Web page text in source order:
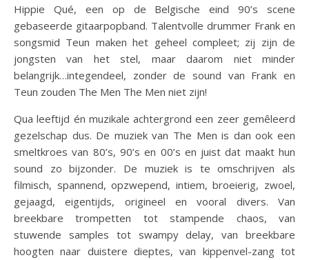
Hippie Qué, een op de Belgische eind 90’s scene
gebaseerde gitaarpopband. Talentvolle drummer Frank en
songsmid Teun maken het geheel compleet; zij zijn de
jongsten van het stel, maar daarom niet minder
belangrijk…integendeel, zonder de sound van Frank en
Teun zouden The Men The Men niet zijn!
Qua leeftijd én muzikale achtergrond een zeer gemêleerd
gezelschap dus. De muziek van The Men is dan ook een
smeltkroes van 80’s, 90’s en 00’s en juist dat maakt hun
sound zo bijzonder. De muziek is te omschrijven als
filmisch, spannend, opzwepend, intiem, broeierig, zwoel,
gejaagd, eigentijds, origineel en vooral divers. Van
breekbare trompetten tot stampende chaos, van
stuwende samples tot swampy delay, van breekbare
hoogten naar duistere dieptes, van kippenvel-zang tot